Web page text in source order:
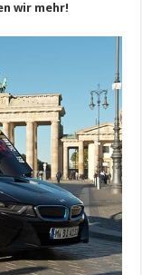
wir mehr!